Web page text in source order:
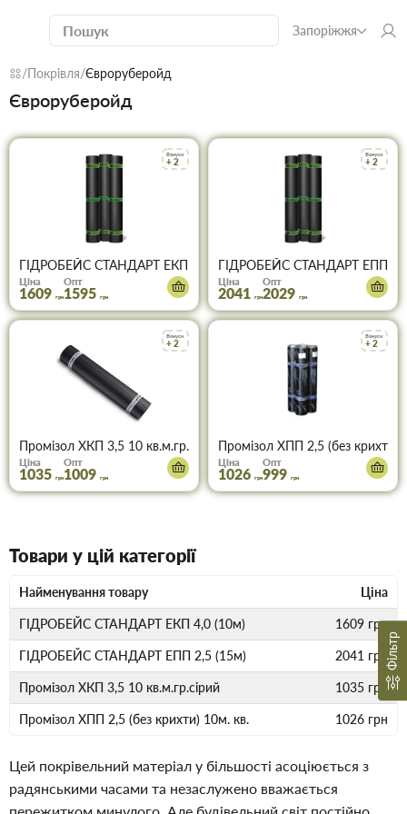
Запоріжжя
Покрівля Євроруберойд
Євроруберойд
Бонуси
+ 2
ГІДРОБЕЙС СТАНДАРТ ЕКП 4,0 (10м)
Ціна
1609 грн
Опт
1595 грн
Бонуси
+ 2
ГІДРОБЕЙС СТАНДАРТ ЕПП
Ціна
2041 грн
Опт
2029 грн
Бонуси
+ 2
Промізол ХКП 3,5 10 кв.м.гр.сірий
Ціна
1035 грн
Опт
1009 грн
Бонуси
+ 2
Промізол ХПП 2,5 (без крихти)
Ціна
1026 грн
Опт
999 грн
Фільтр
Товари у цій категорії
Найменування товару Ціна
ГІДРОБЕЙС СТАНДАРТ ЕКП 4,0 (10м) 1609 грн
ГІДРОБЕЙС СТАНДАРТ ЕПП 2,5 (15м) 2041 грн
Промізол ХКП 3,5 10 кв.м.гр.сірий 1035 грн
Промізол ХПП 2,5 (без крихти) 10м. кв. 1026 грн
Цей покрівельний матеріал у більшості асоціюється з
радянськими часами та незаслужено вважається